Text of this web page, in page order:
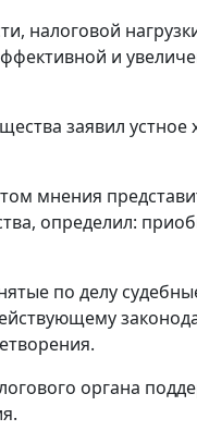
налоговой
и
заявил
мнения
определил:
по делу
органа